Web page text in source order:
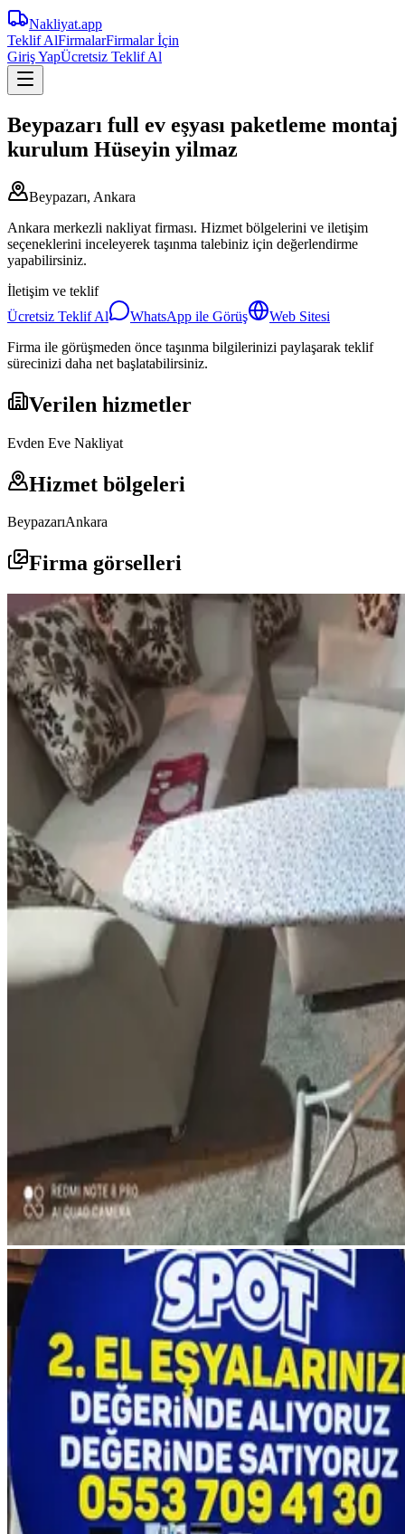
Nakliyat.app
Teklif AlFirmalarFirmalar İçin
Giriş YapÜcretsiz Teklif Al
Beypazarı full ev eşyası paketleme montaj
kurulum Hüseyin yilmaz
Beypazarı, Ankara
Ankara merkezli nakliyat firması. Hizmet bölgelerini ve iletişim
seçeneklerini inceleyerek taşınma talebiniz için değerlendirme
yapabilirsiniz.
İletişim ve teklif
Ücretsiz Teklif Al
WhatsApp ile Görüş
Web Sitesi
Firma ile görüşmeden önce taşınma bilgilerinizi paylaşarak teklif
sürecinizi daha net başlatabilirsiniz.
Verilen hizmetler
Evden Eve Nakliyat
Hizmet bölgeleri
BeypazarıAnkara
Firma görselleri